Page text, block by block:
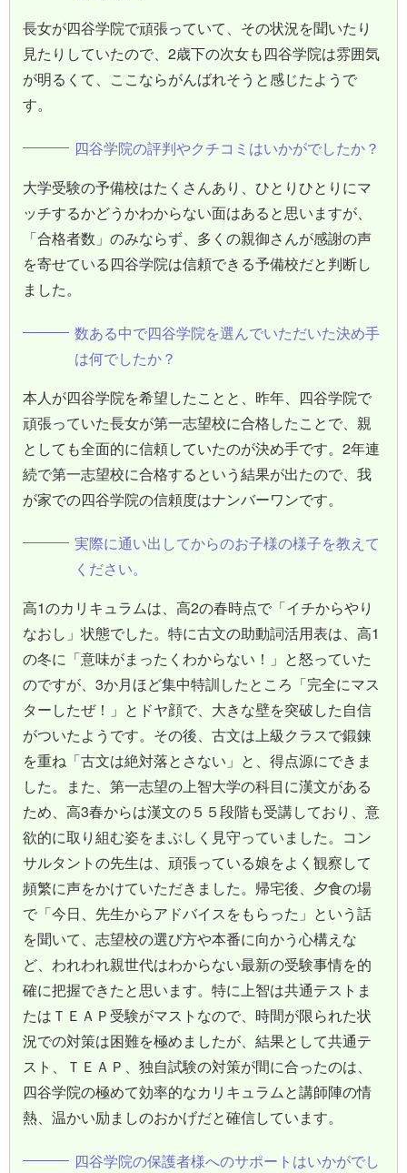
長女が四谷学院で頑張っていて、その状況を聞いたり
見たりしていたので、2歳下の次女も四谷学院は雰囲気
が明るくて、ここならがんばれそうと感じたようで
す。
四谷学院の評判やクチコミはいかがでしたか？
大学受験の予備校はたくさんあり、ひとりひとりにマ
ッチするかどうかわからない面はあると思いますが、
「合格者数」のみならず、多くの親御さんが感謝の声
を寄せている四谷学院は信頼できる予備校だと判断し
ました。
数ある中で四谷学院を選んでいただいた決め手
は何でしたか？
本人が四谷学院を希望したことと、昨年、四谷学院で
頑張っていた長女が第一志望校に合格したことで、親
としても全面的に信頼していたのが決め手です。2年連
続で第一志望校に合格するという結果が出たので、我
が家での四谷学院の信頼度はナンバーワンです。
実際に通い出してからのお子様の様子を教えて
ください。
高1のカリキュラムは、高2の春時点で「イチからやり
なおし」状態でした。特に古文の助動詞活用表は、高1
の冬に「意味がまったくわからない！」と怒っていた
のですが、3か月ほど集中特訓したところ「完全にマス
ターしたぜ！」とドヤ顔で、大きな壁を突破した自信
がついたようです。その後、古文は上級クラスで鍛錬
を重ね「古文は絶対落とさない」と、得点源にできま
した。また、第一志望の上智大学の科目に漢文がある
ため、高3春からは漢文の５５段階も受講しており、意
欲的に取り組む姿をまぶしく見守っていました。コン
サルタントの先生は、頑張っている娘をよく観察して
頻繁に声をかけていただきました。帰宅後、夕食の場
で「今日、先生からアドバイスをもらった」という話
を聞いて、志望校の選び方や本番に向かう心構えな
ど、われわれ親世代はわからない最新の受験事情を的
確に把握できたと思います。特に上智は共通テストま
たはＴＥＡＰ受験がマストなので、時間が限られた状
況での対策は困難を極めましたが、結果として共通テ
スト、ＴＥＡＰ、独自試験の対策が間に合ったのは、
四谷学院の極めて効率的なカリキュラムと講師陣の情
熱、温かい励ましのおかげだと確信しています。
四谷学院の保護者様へのサポートはいかがでし